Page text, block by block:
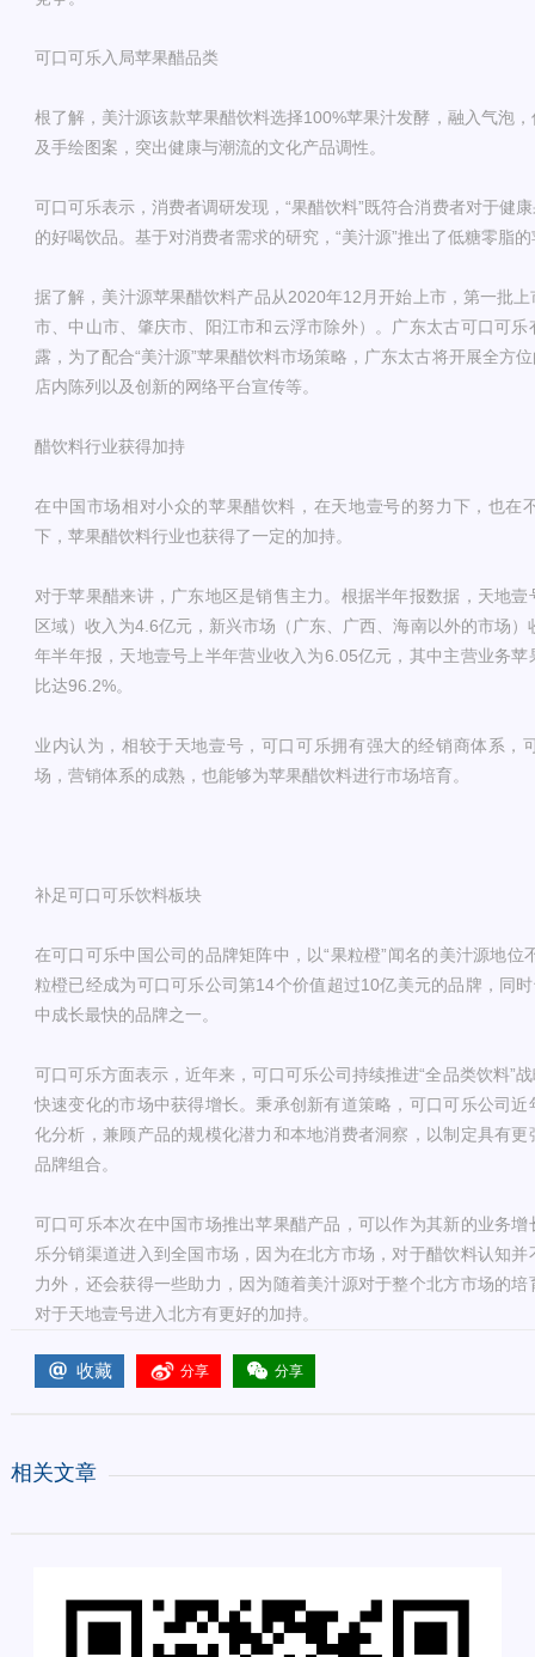
可口可乐入局苹果醋品类
根了解，美汁源该款苹果醋饮料选择100%苹果汁发酵，融入气泡
及手绘图案，突出健康与潮流的文化产品调性。
可口可乐表示，消费者调研发现，“果醋饮料”既符合消费者对于健
的好喝饮品。基于对消费者需求的研究，“美汁源”推出了低糖零脂
据了解，美汁源苹果醋饮料产品从2020年12月开始上市，第一批
市、中山市、肇庆市、阳江市和云浮市除外）。广东太古可口可
露，为了配合“美汁源”苹果醋饮料市场策略，广东太古将开展全方
店内陈列以及创新的网络平台宣传等。
醋饮料行业获得加持
在中国市场相对小众的苹果醋饮料，在天地壹号的努力下，也在
下，苹果醋饮料行业也获得了一定的加持。
对于苹果醋来讲，广东地区是销售主力。根据半年报数据，天地
区域）收入为4.6亿元，新兴市场（广东、广西、海南以外的市场
年半年报，天地壹号上半年营业收入为6.05亿元，其中主营业务
比达96.2%。
业内认为，相较于天地壹号，可口可乐拥有强大的经销商体系，
场，营销体系的成熟，也能够为苹果醋饮料进行市场培育。
补足可口可乐饮料板块
在可口可乐中国公司的品牌矩阵中，以“果粒橙”闻名的美汁源地位
粒橙已经成为可口可乐公司第14个价值超过10亿美元的品牌，同
中成长最快的品牌之一。
可口可乐方面表示，近年来，可口可乐公司持续推进“全品类饮料”
快速变化的市场中获得增长。秉承创新有道策略，可口可乐公司
化分析，兼顾产品的规模化潜力和本地消费者洞察，以制定具有
品牌组合。
可口可乐本次在中国市场推出苹果醋产品，可以作为其新的业务
乐分销渠道进入到全国市场，因为在北方市场，对于醋饮料认知
力外，还会获得一些助力，因为随着美汁源对于整个北方市场的
对于天地壹号进入北方有更好的加持。
收藏 分享 分享
相关文章